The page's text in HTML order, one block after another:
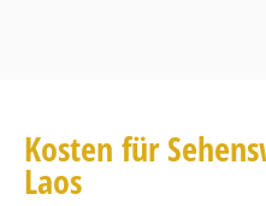
Kosten für
Laos